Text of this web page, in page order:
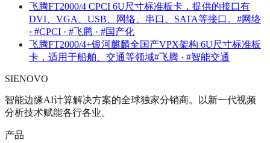
飞腾FT2000/4 CPCI 6U尺寸标准板卡，提供的接口有
DVI、VGA、USB、网络、串口、SATA等接口。 #网络
· #CPCI · #飞腾 · #国产化
飞腾FT2000/4+银河麒麟全国产VPX架构 6U尺寸标准板
卡，适用于船舶、交通等领域#飞腾 · #智能交通
SIENOVO
智能边缘AI计算解决方案的全球独家分销商。以新一代视频
分析技术赋能各行各业。
产品